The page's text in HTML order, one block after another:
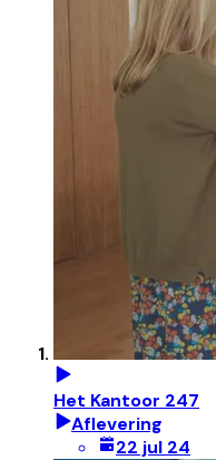
Het Kantoor 247
Aflevering
22 jul 24